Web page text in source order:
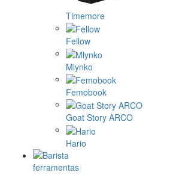
Timemore
Fellow
Mlynko
Femobook
Goat Story ARCO
Hario